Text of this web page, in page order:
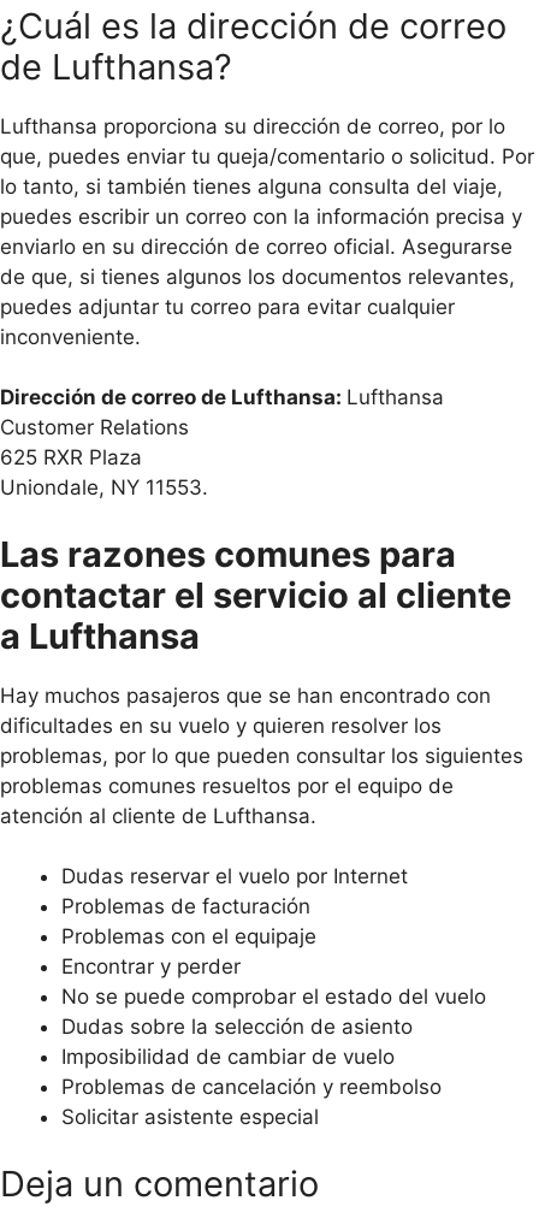
¿Cuál es la dirección de correo
de Lufthansa?
Lufthansa proporciona su dirección de correo, por lo
que, puedes enviar tu queja/comentario o solicitud. Por
lo tanto, si también tienes alguna consulta del viaje,
puedes escribir un correo con la información precisa y
enviarlo en su dirección de correo oficial. Asegurarse
de que, si tienes algunos los documentos relevantes,
puedes adjuntar tu correo para evitar cualquier
inconveniente.
Dirección de correo de Lufthansa: Lufthansa
Customer Relations
625 RXR Plaza
Uniondale, NY 11553.
Las razones comunes para
contactar el servicio al cliente
a Lufthansa
Hay muchos pasajeros que se han encontrado con
dificultades en su vuelo y quieren resolver los
problemas, por lo que pueden consultar los siguientes
problemas comunes resueltos por el equipo de
atención al cliente de Lufthansa.
Dudas reservar el vuelo por Internet
Problemas de facturación
Problemas con el equipaje
Encontrar y perder
No se puede comprobar el estado del vuelo
Dudas sobre la selección de asiento
Imposibilidad de cambiar de vuelo
Problemas de cancelación y reembolso
Solicitar asistente especial
Deja un comentario